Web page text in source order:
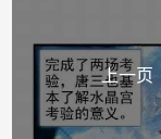
上一页